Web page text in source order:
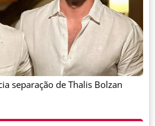
separação de Thalis Bolzan